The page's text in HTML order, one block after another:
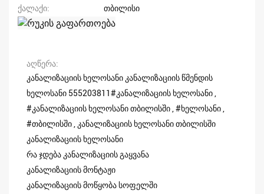
ქალაქი თბილისი
აღწერა
კანალიზაციის ხელოსანი კანალიზაციის წმენდის
ხელოსანი 555203811#კანალიზაციის ხელოსანი ,
#კანალიზაციის ხელოსანი თბილისში , #ხელოსანი ,
#თბილისში , კანალიზაციის ხელოსანი თბილისში
კანალიზაციის ხელოსანი
რა ჯდება კანალიზაციის გაყვანა
კანალიზაციის მონტაჟი
კანალიზაციის მოწყობა სოფელში